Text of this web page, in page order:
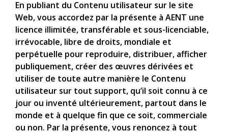
En publiant du Contenu utilisateur sur le site
Web, vous accordez par la présente à AENT une
licence illimitée, transférable et sous-licenciable,
irrévocable, libre de droits, mondiale et
perpétuelle pour reproduire, distribuer, afficher
publiquement, créer des œuvres dérivées et
utiliser de toute autre manière le Contenu
utilisateur sur tout support, qu’il soit connu à ce
jour ou inventé ultérieurement, partout dans le
monde et à quelque fin que ce soit, commerciale
ou non. Par la présente, vous renoncez à tout